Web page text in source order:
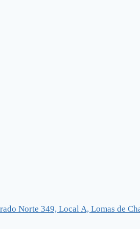
Norte 349, Local A, Lomas de